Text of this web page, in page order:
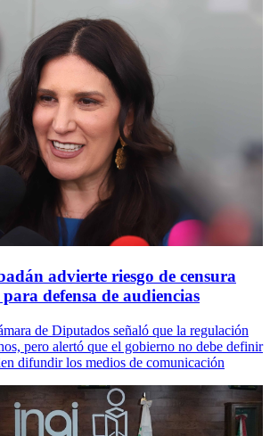
advierte riesgo de censura
defensa de audiencias
de Diputados señaló que la regulación
pero alertó que el gobierno no debe definir
difundir los medios de comunicación